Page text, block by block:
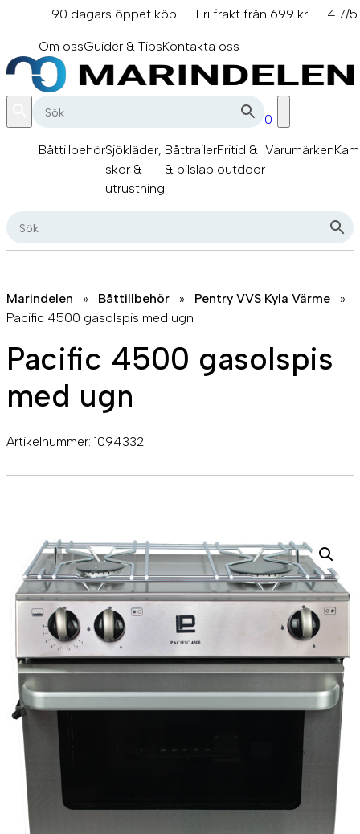
innehåll
90 dagars öppet köp Fri frakt från 699 kr
4.7/
Om ossGuider & TipsKontakta oss
0
BåttillbehörSjökläder,
skor &
utrustning
Båttrailer
& bilsläp
Fritid &
outdoor
Varumärken
Marindelen » Båttillbehör » Pentry VVS Kyla Värme
»
Pacific 4500 gasolspis med ugn
Pacific 4500 gasolspis
med ugn
Artikelnummer: 1094332